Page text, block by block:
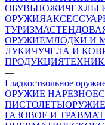
ОБУВЬНОЖИЧЕХЛЫ
ОРУЖИЯ
ТУРИЗМА
ОРУЖИЕМЛОДКИ И
ЛУКИЧУЧЕЛА И
ПРОДУКЦИЯ
—
Гладкоствольное
ОРУЖИЕ НАРЕЗНОЕ
ПИСТОЛЕТЫ
ГАЗОВОЕ И